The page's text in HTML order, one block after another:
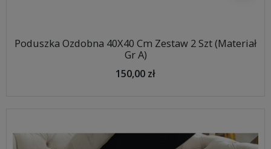
Poduszka Ozdobna 40X40 Cm Zestaw 2 Szt (Materiał
Gr A)
150,00 zł